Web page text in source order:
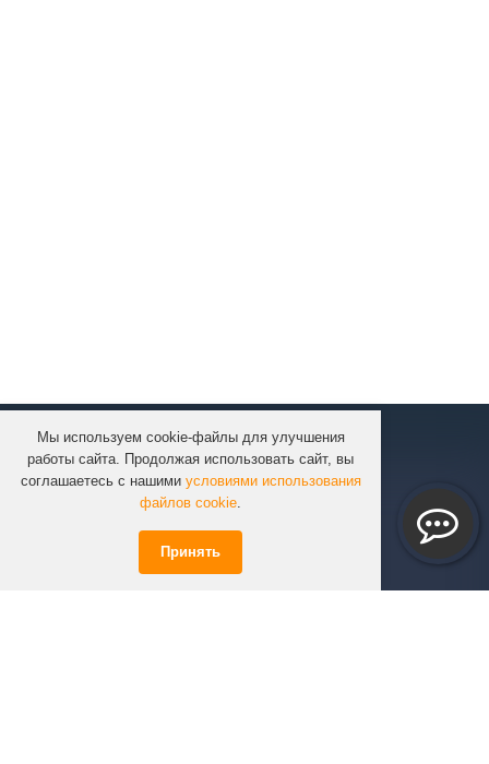
Мы используем cookie-файлы для улучшения
работы сайта. Продолжая использовать сайт, вы
соглашаетесь с нашими условиями использования
файлов cookie.
Принять
КОМПАНИЯ
КАТАЛОГ
УСЛУГИ
ИНФОРМАЦИЯ